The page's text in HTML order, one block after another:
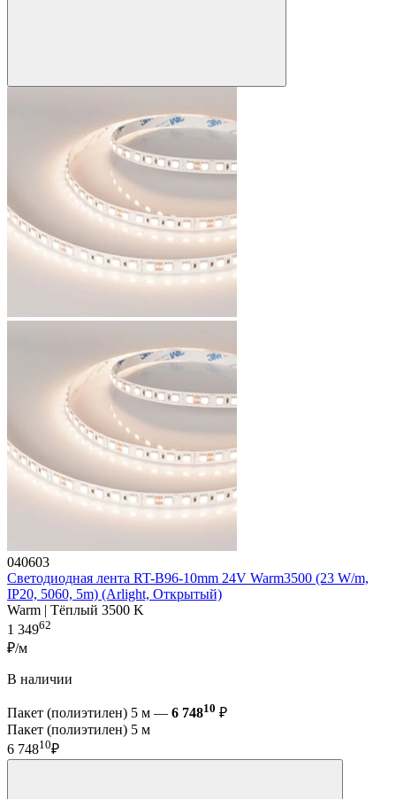
040603
Светодиодная лента RT-B96-10mm 24V Warm3500 (23 W/m,
IP20, 5060, 5m) (Arlight, Открытый)
Warm | Тёплый 3500 K
1 34962
₽/м
В наличии
Пакет (полиэтилен) 5 м — 6 74810 ₽
Пакет (полиэтилен) 5 м
6 74810₽